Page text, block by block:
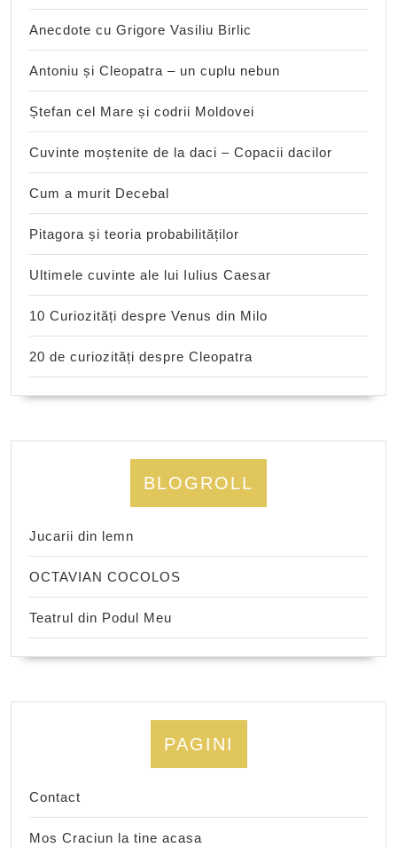
Anecdote cu Grigore Vasiliu Birlic
Antoniu și Cleopatra – un cuplu nebun
Ștefan cel Mare și codrii Moldovei
Cuvinte moștenite de la daci – Copacii dacilor
Cum a murit Decebal
Pitagora și teoria probabilităților
Ultimele cuvinte ale lui Iulius Caesar
10 Curiozități despre Venus din Milo
20 de curiozități despre Cleopatra
BLOGROLL
Jucarii din lemn
OCTAVIAN COCOLOS
Teatrul din Podul Meu
PAGINI
Contact
Mos Craciun la tine acasa